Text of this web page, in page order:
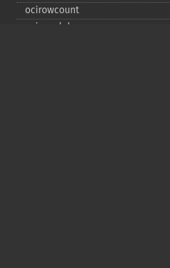
ocirowcount
ocisavelob